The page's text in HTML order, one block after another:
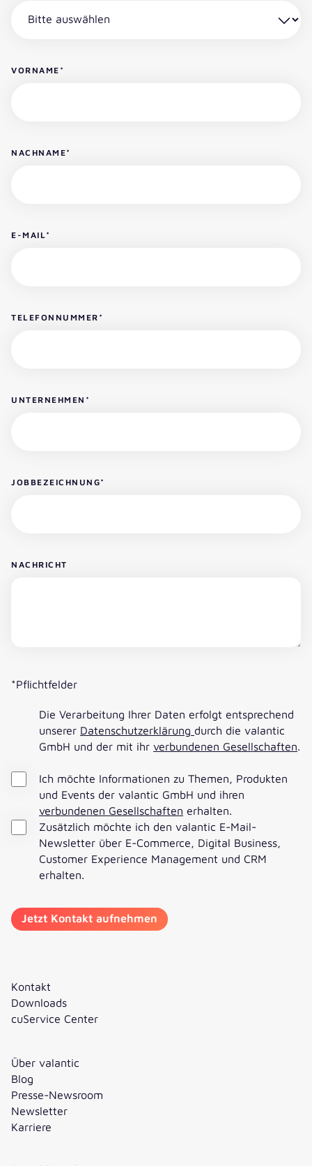
VORNAME *
NACHNAME*
E-MAIL *
TELEFONNUMMER *
UNTERNEHMEN *
JOBBEZEICHNUNG*
NACHRICHT
*Pflichtfelder
Die Verarbeitung Ihrer Daten erfolgt entsprechend
unserer Datenschutzerklärung durch die valantic
GmbH und der mit ihr verbundenen Gesellschaften
Ich möchte Informationen zu Themen, Produkten
und Events der valantic GmbH und ihren
verbundenen Gesellschaften erhalten.
Zusätzlich möchte ich den valantic E-Mail-
Newsletter über E-Commerce, Digital Business,
Customer Experience Management und CRM
erhalten.
Kontakt
Downloads
cuService Center
Über valantic
Blog
Presse-Newsroom
Newsletter
Karriere